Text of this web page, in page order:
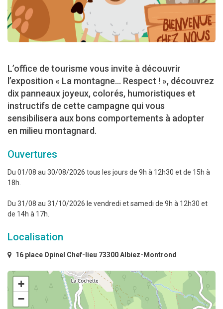
L’office de tourisme vous invite à découvrir
l’exposition « La montagne… Respect ! », découvrez
dix panneaux joyeux, colorés, humoristiques et
instructifs de cette campagne qui vous
sensibilisera aux bons comportements à adopter
en milieu montagnard.
Ouvertures
Du 01/08 au 30/08/2026 tous les jours de 9h à 12h30 et de 15h à
18h.
Du 31/08 au 31/10/2026 le vendredi et samedi de 9h à 12h30 et
de 14h à 17h.
Localisation
16 place Opinel Chef-lieu 73300 Albiez-Montrond
+
−